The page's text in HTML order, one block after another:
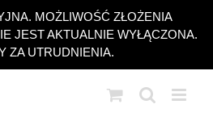
MOŻLIWOŚĆ ZŁOŻENIA
JEST AKTUALNIE WYŁĄCZONA.
ZA UTRUDNIENIA.